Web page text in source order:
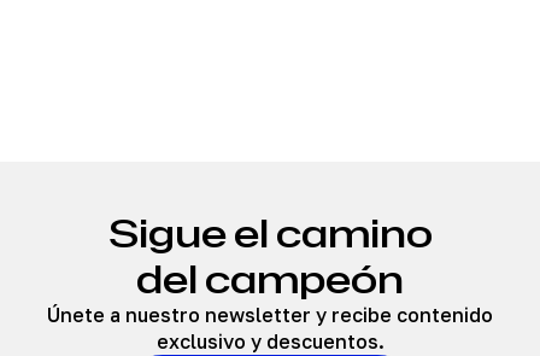
Sigue el camino
del campeón
Únete a nuestro newsletter y recibe contenido
exclusivo y descuentos.